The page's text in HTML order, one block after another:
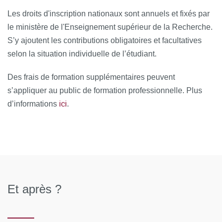
d’équipes lui sera remise par le responsable du Parcours,
mais une recherche active personnelle et précoce
(idéalement l’étudiant doit avoir déjà obtenu son stage qui
se déroulera entre janvier-février et juin-juillet, dès la
Le stage, fonction de la formation initiale de l’étudiant, de
la thématique souhaitée et de ses objectifs professionnels
Structures de recherche clinique publiques
Unités de Recherche Clinique, les Centres
Les droits d'inscription nationaux sont annuels et fixés par
le ministère de l'Enseignement supérieur de la Recherche.
S’y ajoutent les contributions obligatoires et facultatives
selon la situation individuelle de l’étudiant.
Des frais de formation supplémentaires peuvent
s’appliquer au public de formation professionnelle. Plus
d’informations ici.
Et après ?